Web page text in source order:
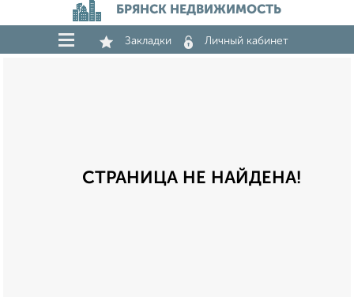
БРЯНСК НЕДВИЖИМОСТЬ
Закладки Личный кабинет
СТРАНИЦА НЕ НАЙДЕНА!